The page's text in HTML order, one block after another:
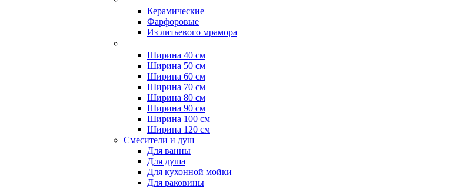
Керамические
Фарфоровые
Из литьевого мрамора
Ширина 40 см
Ширина 50 см
Ширина 60 см
Ширина 70 см
Ширина 80 см
Ширина 90 см
Ширина 100 см
Ширина 120 см
Смесители и душ
Для ванны
Для душа
Для кухонной мойки
Для раковины